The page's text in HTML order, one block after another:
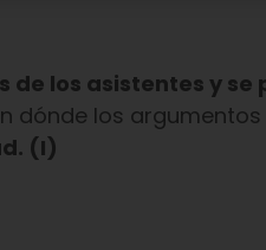
de los asistentes y se
dónde los
(I)